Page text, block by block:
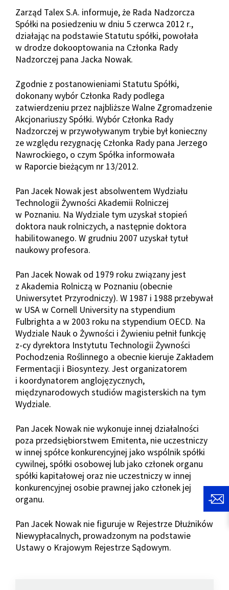
Zarząd Talex S.A. informuje, że Rada Nadzorcza
Spółki na posiedzeniu w dniu 5 czerwca 2012 r.,
działając na podstawie Statutu spółki, powołała
w drodze dokooptowania na Członka Rady
Nadzorczej pana Jacka Nowak.
Zgodnie z postanowieniami Statutu Spółki,
dokonany wybór Członka Rady podlega
zatwierdzeniu przez najbliższe Walne Zgromadzenie
Akcjonariuszy Spółki. Wybór Członka Rady
Nadzorczej w przywoływanym trybie był konieczny
ze względu rezygnację Członka Rady pana Jerzego
Nawrockiego, o czym Spółka informowała
w Raporcie bieżącym nr 13/2012.
Pan Jacek Nowak jest absolwentem Wydziału
Technologii Żywności Akademii Rolniczej
w Poznaniu. Na Wydziale tym uzyskał stopień
doktora nauk rolniczych, a następnie doktora
habilitowanego. W grudniu 2007 uzyskał tytuł
naukowy profesora.
Pan Jacek Nowak od 1979 roku związany jest
z Akademia Rolniczą w Poznaniu (obecnie
Uniwersytet Przyrodniczy). W 1987 i 1988 przebywał
w USA w Cornell University na stypendium
Fulbrighta a w 2003 roku na stypendium OECD. Na
Wydziale Nauk o Żywności i Żywieniu pełnił funkcję
z-cy dyrektora Instytutu Technologii Żywności
Pochodzenia Roślinnego a obecnie kieruje Zakładem
Fermentacji i Biosyntezy. Jest organizatorem
i koordynatorem anglojęzycznych,
międzynarodowych studiów magisterskich na tym
Wydziale.
Pan Jacek Nowak nie wykonuje innej działalności
poza przedsiębiorstwem Emitenta, nie uczestniczy
w innej spółce konkurencyjnej jako wspólnik spółki
cywilnej, spółki osobowej lub jako członek organu
spółki kapitałowej oraz nie uczestniczy w innej
konkurencyjnej osobie prawnej jako członek jej
organu.
Pan Jacek Nowak nie figuruje w Rejestrze Dłużników
Niewypłacalnych, prowadzonym na podstawie
Ustawy o Krajowym Rejestrze Sądowym.